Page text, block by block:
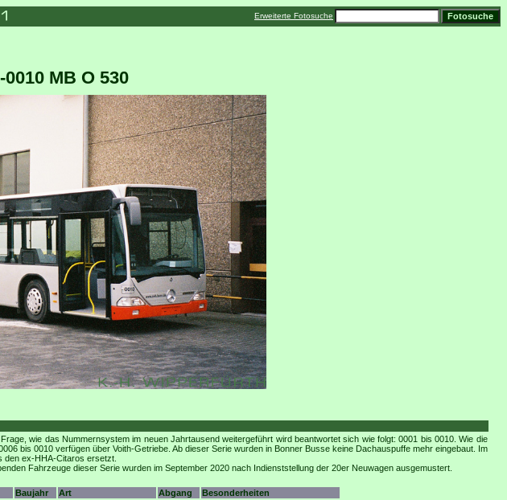
Erweiterte Fotosuche
0010 MB O 530
wie das Nummernsystem im neuen Jahrtausend weitergeführt wird beantwortet sich wie folgt: 0001 bis 0010. Wie die
bis 0010 verfügen über Voith-Getriebe. Ab dieser Serie wurden in Bonner Busse keine Dachauspuffe mehr eingebaut. Im
den ex-HHA-Citaros ersetzt.
Fahrzeuge dieser Serie wurden im September 2020 nach Indienststellung der 20er Neuwagen ausgemustert.
Baujahr Art Abgang
Besonderheiten